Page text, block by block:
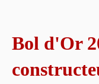
Bol d'Or